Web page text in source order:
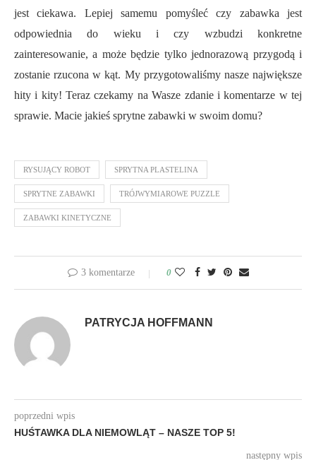
jest ciekawa. Lepiej samemu pomyśleć czy zabawka jest
odpowiednia do wieku i czy wzbudzi konkretne
zainteresowanie, a może będzie tylko jednorazową przygodą i
zostanie rzucona w kąt. My przygotowaliśmy nasze największe
hity i kity! Teraz czekamy na Wasze zdanie i komentarze w tej
sprawie. Macie jakieś sprytne zabawki w swoim domu?
RYSUJĄCY ROBOT SPRYTNA PLASTELINA
SPRYTNE ZABAWKI TRÓJWYMIAROWE PUZZLE
ZABAWKI KINETYCZNE
3 komentarze 0
PATRYCJA HOFFMANN
poprzedni wpis
HUŚTAWKA DLA NIEMOWLĄT – NASZE TOP 5!
następny wpis